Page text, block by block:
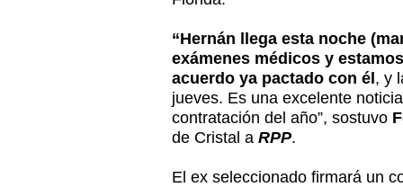
“Hernán llega esta noche
exámenes médicos y
acuerdo ya pactado con él , y
jueves. Es una excelente
contratación del año”, sostuvo
de Cristal a RPP.
El ex seleccionado firmará un